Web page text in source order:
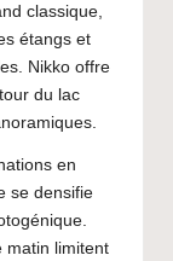
classique,
étangs et
Nikko offre
du lac
en
se densifie
matin limitent